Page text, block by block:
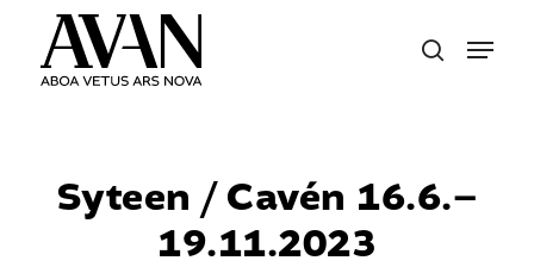
main
content
search
Menu
Syteen / Cavén 16.6.–
19.11.2023